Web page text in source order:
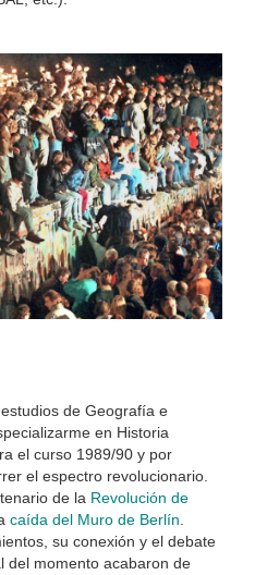
de Geografía e
en Historia
el curso 1989/90 y por
el espectro revolucionario.
de la Revolución de
caída del Muro de Berlín
su conexión y el debate
del momento acabaron de